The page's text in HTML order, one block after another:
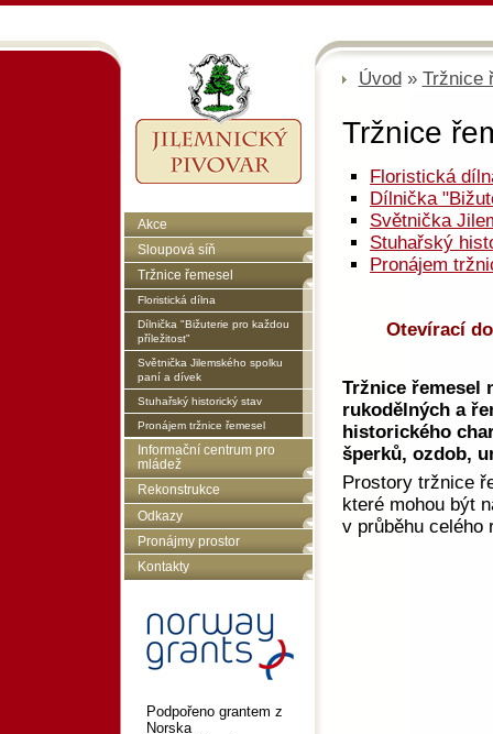
Akce
Sloupová síň
Tržnice řemesel
Floristická dílna
Dílnička "Bižuterie pro každou
příležitost"
Světnička Jilemského spolku
paní a dívek
Stuhařský historický stav
Pronájem tržnice řemesel
Informační centrum pro
mládež
Rekonstrukce
Odkazy
Pronájmy prostor
Kontakty
Podpořeno grantem z
Norska
Úvod» Tržnice
Tržnice
Floristická
Dílnička
Světnička
Stuhařský
Pronájem
Otevírací
Tržnice řemesel
rukodělných a
historického
šperků, ozdob,
Prostory tržnice
které mohou být
v průběhu celého